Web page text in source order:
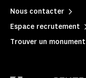
Nous contacter
Espace recrutement
Trouver un monument